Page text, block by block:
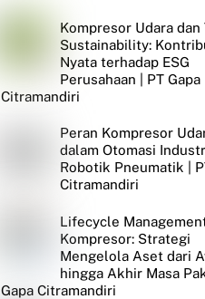
Kompresor Udara dan
Sustainability:
Nyata terhadap ESG
Perusahaan | PT Gapa
Citramandiri
Peran Kompresor
dalam Otomasi
Robotik Pneumatik |
Citramandiri
Lifecycle
Kompresor: Strategi
Mengelola Aset dari
hingga Akhir Masa
Gapa Citramandiri